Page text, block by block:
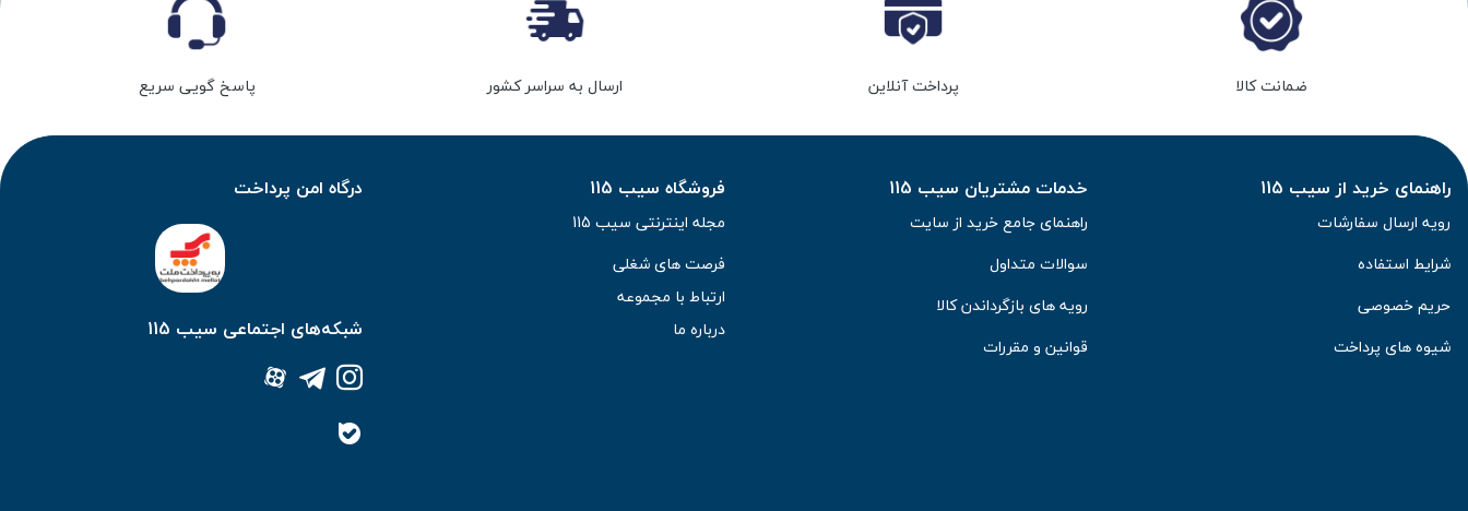
ضمانت کالا پرداخت آنلاین ارسال به سراسر کشور پاسخ گویی سریع
راهنمای خرید از سیب 115
رویه ارسال سفارشات
شرایط استفاده
حریم خصوصی
شیوه های پرداخت
خدمات مشتریان سیب 115
راهنمای جامع خرید از سایت
سوالات متداول
رویه های بازگرداندن کالا
قوانین و مقررات
فروشگاه سیب 115
مجله اینترنتی سیب 115
فرصت های شغلی
ارتباط با مجموعه
درباره ما
درگاه امن پرداخت
شبکه‌های اجتماعی سیب 115